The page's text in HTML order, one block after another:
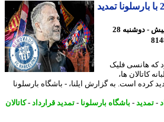
تا 2028 با بارسلونا تمدید
81 روز پیش - دوشنبه 28
هانسی فلیک
ها،
تا سال 2028 تمدید کرده است. به گزارش ایلنا، - باشگاه بارسلونا
-باشگاه بارسلونا-تمدید قرارداد -کاتالان